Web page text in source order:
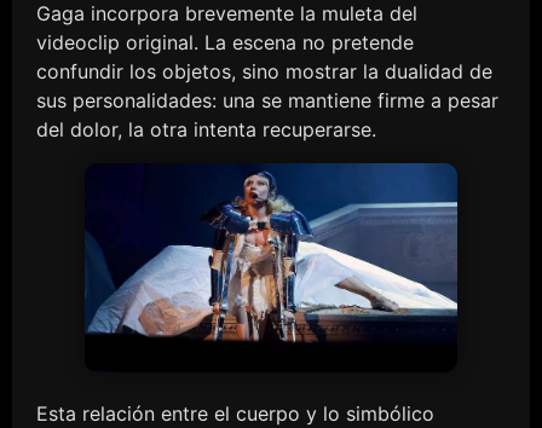
Gaga incorpora brevemente la muleta del
videoclip original. La escena no pretende
confundir los objetos, sino mostrar la dualidad de
sus personalidades: una se mantiene firme a pesar
del dolor, la otra intenta recuperarse.
Esta relación entre el cuerpo y lo simbólico